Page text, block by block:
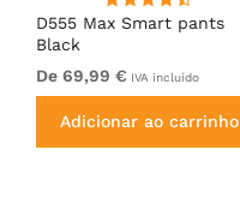
D555 Max Smart pants
Black
De 69,99 € IVA incluído
Adicionar ao carrinho